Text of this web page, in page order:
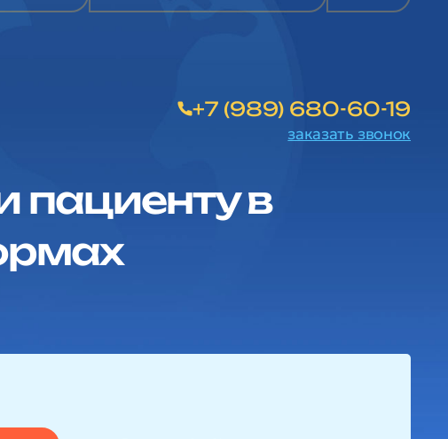
+7 (989) 680-60-19
заказать звонок
в